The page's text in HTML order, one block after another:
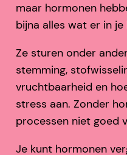
maar hormonen
bijna alles wat er in
Ze sturen onder
stemming,
vruchtbaarheid en
stress aan. Zonder
processen niet goed
Je kunt hormonen